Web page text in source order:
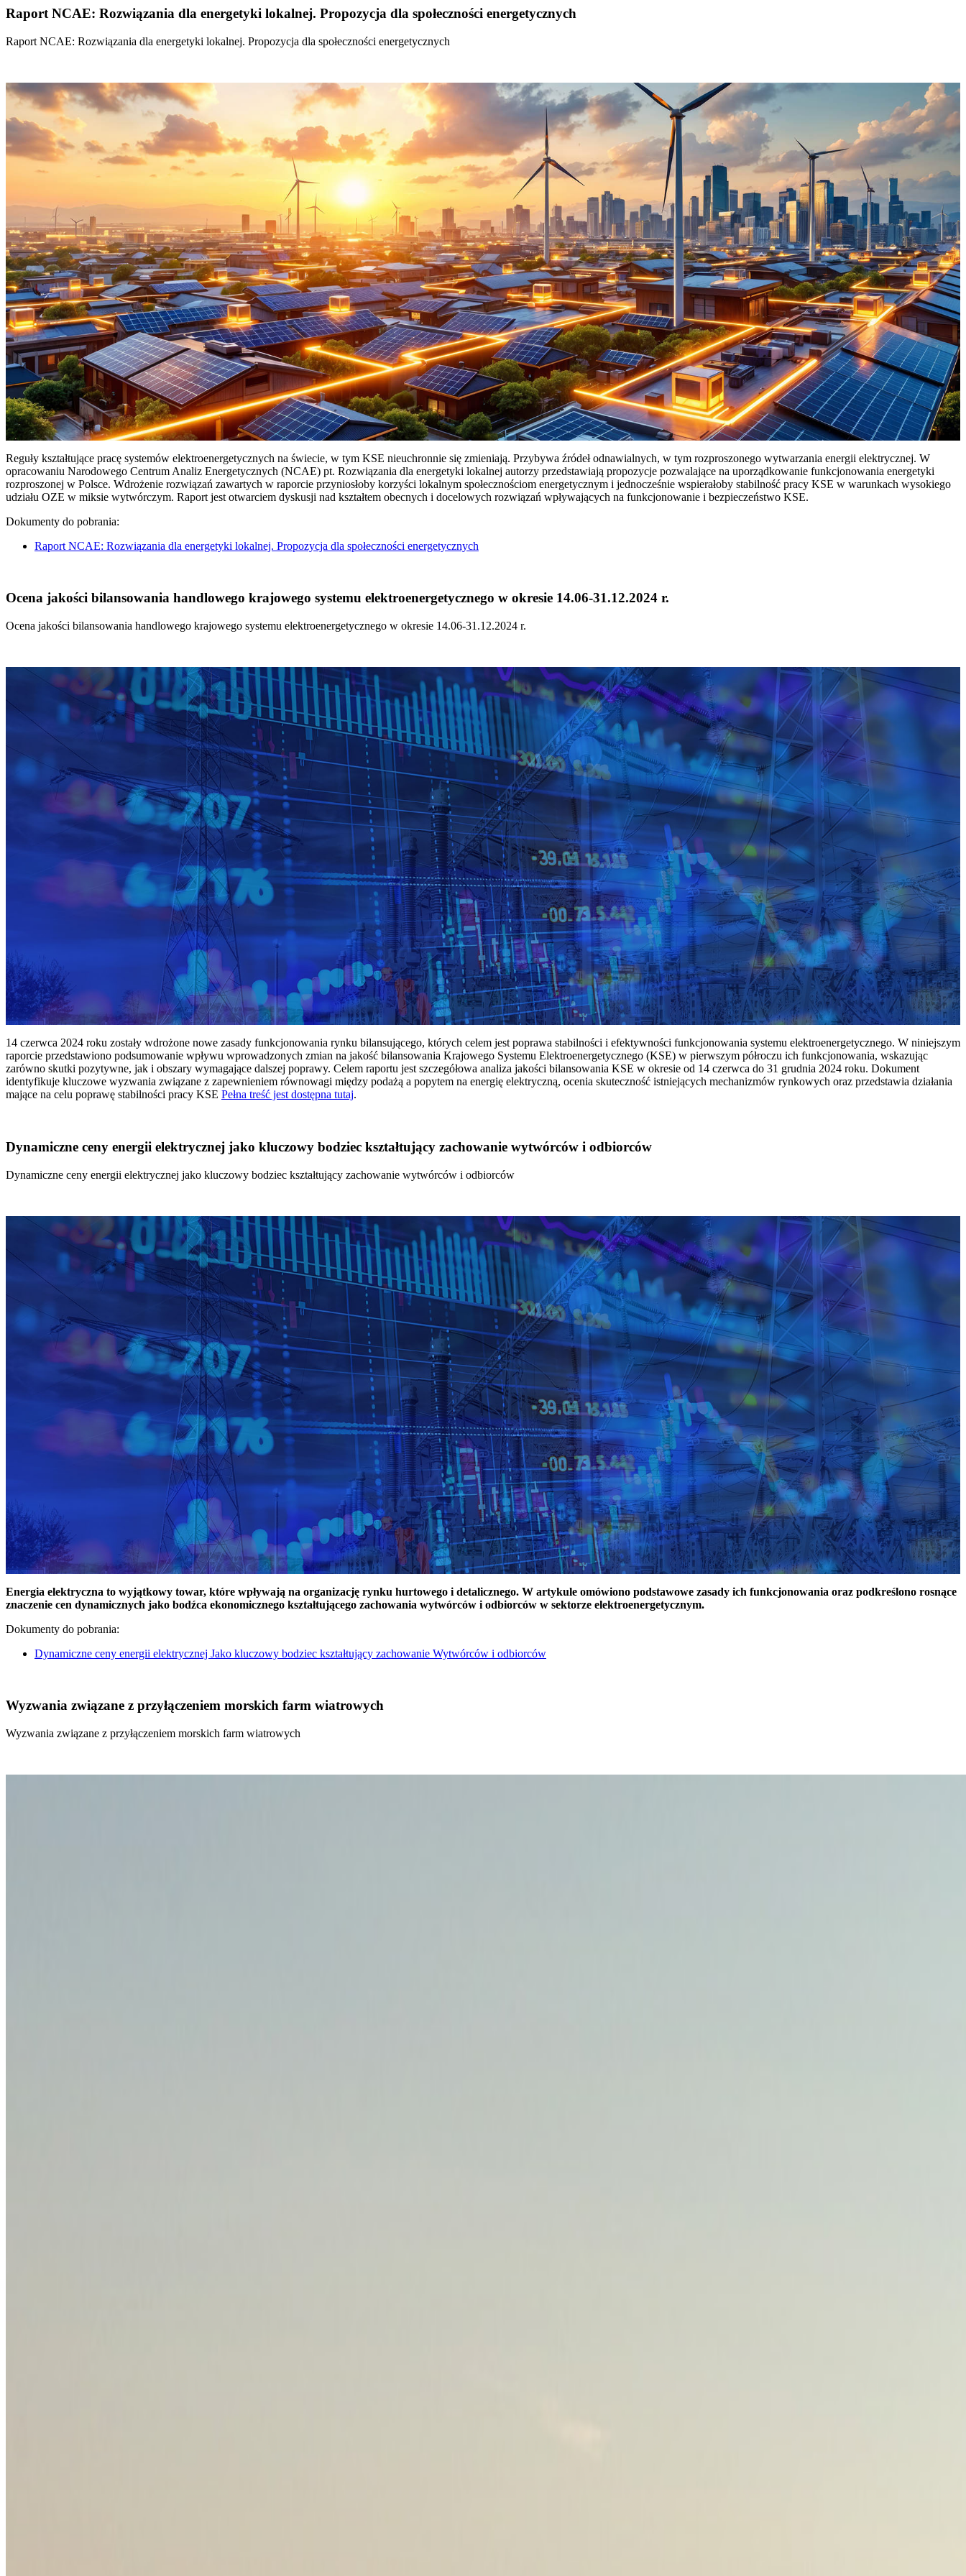
Raport NCAE: Rozwiązania dla energetyki lokalnej. Propozycja dla społeczności energetycznych
Raport NCAE: Rozwiązania dla energetyki lokalnej. Propozycja dla społeczności energetycznych
Reguły kształtujące pracę systemów elektroenergetycznych na świecie, w tym KSE nieuchronnie się zmieniają. Przybywa źródeł odnawialnych, w tym rozproszonego wytwarzania energii elektrycznej. W
opracowaniu Narodowego Centrum Analiz Energetycznych (NCAE) pt. Rozwiązania dla energetyki lokalnej autorzy przedstawiają propozycje pozwalające na uporządkowanie funkcjonowania energetyki
rozproszonej w Polsce. Wdrożenie rozwiązań zawartych w raporcie przyniosłoby korzyści lokalnym społecznościom energetycznym i jednocześnie wspierałoby stabilność pracy KSE w warunkach wysokiego
udziału OZE w miksie wytwórczym. Raport jest otwarciem dyskusji nad kształtem obecnych i docelowych rozwiązań wpływających na funkcjonowanie i bezpieczeństwo KSE.
Dokumenty do pobrania:
Raport NCAE: Rozwiązania dla energetyki lokalnej. Propozycja dla społeczności energetycznych
Ocena jakości bilansowania handlowego krajowego systemu elektroenergetycznego w okresie 14.06-31.12.2024 r.
Ocena jakości bilansowania handlowego krajowego systemu elektroenergetycznego w okresie 14.06-31.12.2024 r.
14 czerwca 2024 roku zostały wdrożone nowe zasady funkcjonowania rynku bilansującego, których celem jest poprawa stabilności i efektywności funkcjonowania systemu elektroenergetycznego. W niniejszym
raporcie przedstawiono podsumowanie wpływu wprowadzonych zmian na jakość bilansowania Krajowego Systemu Elektroenergetycznego (KSE) w pierwszym półroczu ich funkcjonowania, wskazując
zarówno skutki pozytywne, jak i obszary wymagające dalszej poprawy. Celem raportu jest szczegółowa analiza jakości bilansowania KSE w okresie od 14 czerwca do 31 grudnia 2024 roku. Dokument
identyfikuje kluczowe wyzwania związane z zapewnieniem równowagi między podażą a popytem na energię elektryczną, ocenia skuteczność istniejących mechanizmów rynkowych oraz przedstawia działania
mające na celu poprawę stabilności pracy KSE Pełna treść jest dostępna tutaj.
Dynamiczne ceny energii elektrycznej jako kluczowy bodziec kształtujący zachowanie wytwórców i odbiorców
Dynamiczne ceny energii elektrycznej jako kluczowy bodziec kształtujący zachowanie wytwórców i odbiorców
Energia elektryczna to wyjątkowy towar, które wpływają na organizację rynku hurtowego i detalicznego. W artykule omówiono podstawowe zasady ich funkcjonowania oraz podkreślono rosnące
znaczenie cen dynamicznych jako bodźca ekonomicznego kształtującego zachowania wytwórców i odbiorców w sektorze elektroenergetycznym.
Dokumenty do pobrania:
Dynamiczne ceny energii elektrycznej Jako kluczowy bodziec kształtujący zachowanie Wytwórców i odbiorców
Wyzwania związane z przyłączeniem morskich farm wiatrowych
Wyzwania związane z przyłączeniem morskich farm wiatrowych